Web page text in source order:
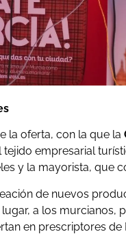
la oferta, con la que la
tejido empresarial
y la mayorista, que
de nuevos
a los murcianos,
en prescriptores